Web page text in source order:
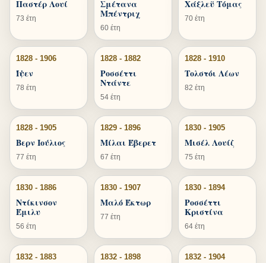
Παστέρ Λουί
73 έτη
Σμέτανα
Μπέντριχ
60 έτη
Χάξλεϋ Τόμας
70 έτη
1828 - 1906
Ίψεν
78 έτη
1828 - 1882
Ροσσέττι
Ντάντε
54 έτη
1828 - 1910
Τολστόι Λέων
82 έτη
1828 - 1905
Βερν Ιούλιος
77 έτη
1829 - 1896
Μίλαι Έβερετ
67 έτη
1830 - 1905
Μισέλ Λουίζ
75 έτη
1830 - 1886
Ντίκινσον
Έμιλυ
56 έτη
1830 - 1907
Μαλό Έκτωρ
77 έτη
1830 - 1894
Ροσσέττι
Κριστίνα
64 έτη
1832 - 1883 1832 - 1898 1832 - 1904